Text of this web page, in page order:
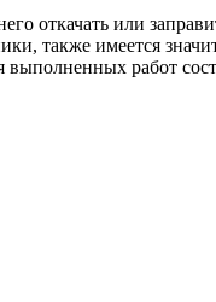
откачать или
также имеется
выполненных работ